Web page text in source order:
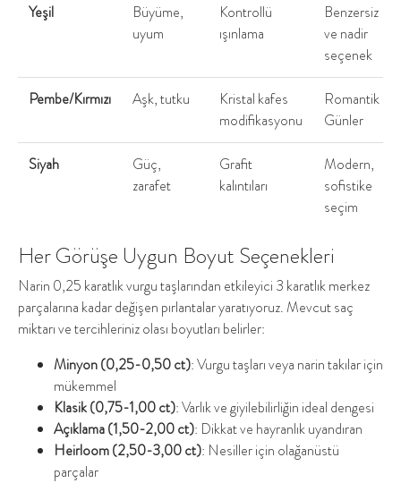
Yeşil
Büyüme,
uyum
Kontrollü
ışınlama
Benzersiz
ve nadir
seçenek
Pembe/Kırmızı Aşk, tutku
Kristal kafes
modifikasyonu
Romantik
Günler
Siyah
Güç,
zarafet
Grafit
kalıntıları
Modern,
sofistike
seçim
Her Görüşe Uygun Boyut Seçenekleri
Narin 0,25 karatlık vurgu taşlarından etkileyici 3 karatlık merkez
parçalarına kadar değişen pırlantalar yaratıyoruz. Mevcut saç
miktarı ve tercihleriniz olası boyutları belirler:
Minyon (0,25-0,50 ct): Vurgu taşları veya narin takılar için
mükemmel
Klasik (0,75-1,00 ct): Varlık ve giyilebilirliğin ideal dengesi
Açıklama (1,50-2,00 ct): Dikkat ve hayranlık uyandıran
Heirloom (2,50-3,00 ct): Nesiller için olağanüstü
parçalar